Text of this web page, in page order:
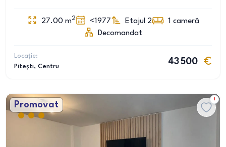
27.00 m2 <1977 Etajul 2 1 cameră
Decomandat
Locație:
Pitești, Centru
43 500
Promovat
1